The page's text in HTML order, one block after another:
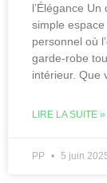
l’Élégance
simple
personnel où
garde-robe
intérieur. Que
LIRE LA SUITE »
PP 5 juin